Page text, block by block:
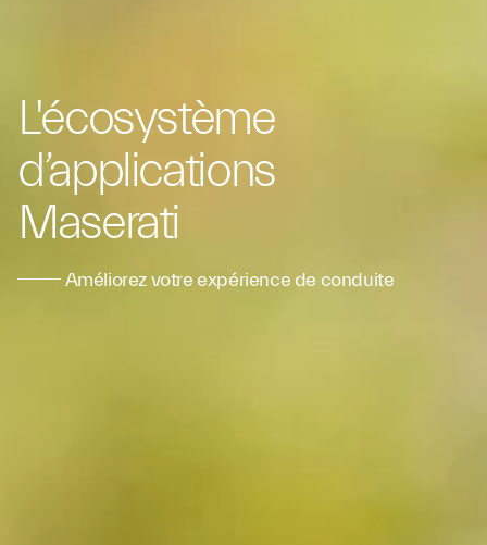
L'écosystème
d’applications
Maserati
Améliorez votre expérience de conduite